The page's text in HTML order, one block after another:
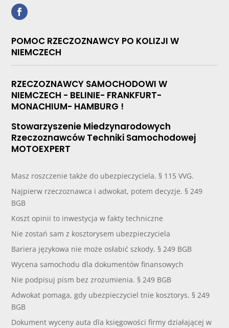
POMOC RZECZOZNAWCY PO KOLIZJI W
NIEMCZECH
RZECZOZNAWCY SAMOCHODOWI W
NIEMCZECH - BELINIE- FRANKFURT-
MONACHIUM- HAMBURG !
Stowarzyszenie Miedzynarodowych
Rzeczoznawców Techniki Samochodowej
MOTOEXPERT
Masz roszczenie także do ubezpieczyciela. § 115 VVG.
Najpierw rzeczoznawca i adwokat, potem decyzje. § 249
BGB
Koszt opinii to inwestycja w fakty techniczne
Nie zostań sam z kosztorysem ubezpieczyciela
Bariera językowa nie może osłabić szkody. § 249 BGB
Wycena samochodu dla dokumentów finansowych
Nie podpisuj pism bez zrozumienia. § 249 BGB
Adwokat pomaga, gdy ubezpieczyciel tnie kosztorys. § 249
BGB
Dokument wyceny auta dla księgowości firmy działającej w